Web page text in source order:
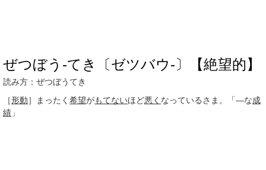
ぜつぼう‐てき〔ゼツバウ‐〕【絶望的】
読み方：ぜつぼうてき
［形動］ まったく 希望がもてないほど悪く なっているさま。「―な成
績 」